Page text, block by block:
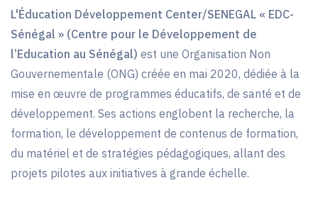
L'Éducation Développement Center/SENEGAL « EDC-
Sénégal » (Centre pour le Développement de
l’Education au Sénégal) est une Organisation Non
Gouvernementale (ONG) créée en mai 2020, dédiée à la
mise en œuvre de programmes éducatifs, de santé et de
développement. Ses actions englobent la recherche, la
formation, le développement de contenus de formation,
du matériel et de stratégies pédagogiques, allant des
projets pilotes aux initiatives à grande échelle.